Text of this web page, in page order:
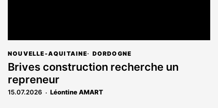
NOUVELLE-AQUITAINE DORDOGNE
Brives construction recherche un
repreneur
15.07.2026 Léontine AMART